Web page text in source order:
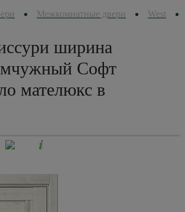
Межкомнатные двери West
ширина
Софт
мателюкс в